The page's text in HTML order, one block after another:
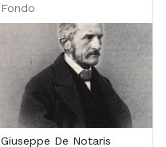
Fondo
Giuseppe De Notaris